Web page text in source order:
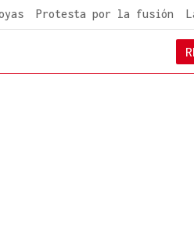
Protesta por la fusión